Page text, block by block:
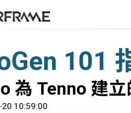
101
為 Tenno 建
10:59:00